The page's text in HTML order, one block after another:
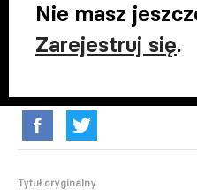
Nie masz
Zarejestruj się.
Tytuł oryginalny